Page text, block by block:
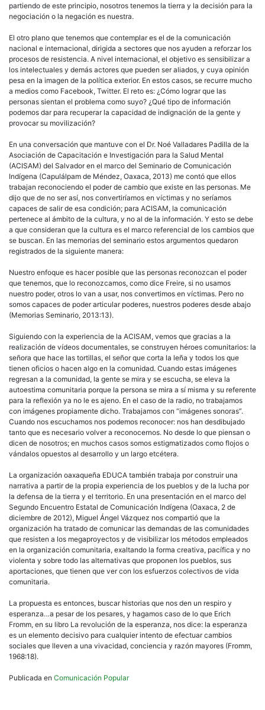
partiendo de este principio, nosotros tenemos la tierra y la decisión para la
negociación o la negación es nuestra.
El otro plano que tenemos que contemplar es el de la comunicación
nacional e internacional, dirigida a sectores que nos ayuden a reforzar los
procesos de resistencia. A nivel internacional, el objetivo es sensibilizar a
los intelectuales y demás actores que pueden ser aliados, y cuya opinión
pesa en la imagen de la política exterior. En estos casos, se recurre mucho
a medios como Facebook, Twitter. El reto es: ¿Cómo lograr que las
personas sientan el problema como suyo? ¿Qué tipo de información
podemos dar para recuperar la capacidad de indignación de la gente y
provocar su movilización?
En una conversación que mantuve con el Dr. Noé Valladares Padilla de la
Asociación de Capacitación e Investigación para la Salud Mental
(ACISAM) del Salvador en el marco del Seminario de Comunicación
Indígena (Capulálpam de Méndez, Oaxaca, 2013) me contó que ellos
trabajan reconociendo el poder de cambio que existe en las personas. Me
dijo que de no ser así, nos convertiríamos en víctimas y no seríamos
capaces de salir de esa condición; para ACISAM, la comunicación
pertenece al ámbito de la cultura, y no al de la información. Y esto se debe
a que consideran que la cultura es el marco referencial de los cambios que
se buscan. En las memorias del seminario estos argumentos quedaron
registrados de la siguiente manera:
Nuestro enfoque es hacer posible que las personas reconozcan el poder
que tenemos, que lo reconozcamos, como dice Freire, si no usamos
nuestro poder, otros lo van a usar, nos convertimos en víctimas. Pero no
somos capaces de poder articular poderes, nuestros poderes desde abajo
(Memorias Seminario, 2013:13).
Siguiendo con la experiencia de la ACISAM, vemos que gracias a la
realización de vídeos documentales, se construyen héroes comunitarios: la
señora que hace las tortillas, el señor que corta la leña y todos los que
tienen oficios o hacen algo en la comunidad. Cuando estas imágenes
regresan a la comunidad, la gente se mira y se escucha, se eleva la
autoestima comunitaria porque la persona se mira a sí misma y su referente
para la reflexión ya no le es ajeno. En el caso de la radio, no trabajamos
con imágenes propiamente dicho. Trabajamos con “imágenes sonoras”.
Cuando nos escuchamos nos podemos reconocer: nos han desdibujado
tanto que es necesario volver a reconocernos. No desde lo que piensan o
dicen de nosotros; en muchos casos somos estigmatizados como flojos o
vándalos opuestos al desarrollo y un largo etcétera.
La organización oaxaqueña EDUCA también trabaja por construir una
narrativa a partir de la propia experiencia de los pueblos y de la lucha por
la defensa de la tierra y el territorio. En una presentación en el marco del
Segundo Encuentro Estatal de Comunicación Indígena (Oaxaca, 2 de
diciembre de 2012), Miguel Ángel Vázquez nos compartió que la
organización ha tratado de comunicar las demandas de las comunidades
que resisten a los megaproyectos y de visibilizar los métodos empleados
en la organización comunitaria, exaltando la forma creativa, pacífica y no
violenta y sobre todo las alternativas que proponen los pueblos, sus
aportaciones, que tienen que ver con los esfuerzos colectivos de vida
comunitaria.
La propuesta es entonces, buscar historias que nos den un respiro y
esperanza…a pesar de los pesares, y hagamos caso de lo que Erich
Fromm, en su libro La revolución de la esperanza, nos dice: la esperanza
es un elemento decisivo para cualquier intento de efectuar cambios
sociales que lleven a una vivacidad, conciencia y razón mayores (Fromm,
1968:18).
Publicada en Comunicación Popular